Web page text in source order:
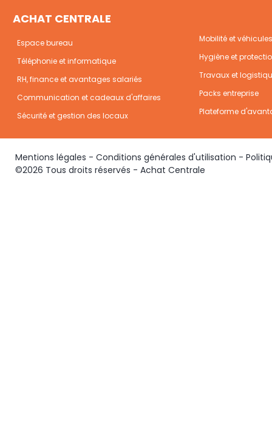
ACHAT CENTRALE
Espace bureau
Téléphonie et informatique
RH, finance et avantages salariés
Communication et cadeaux d'affaires
Sécurité et gestion des locaux
Mobilité et véhicules
Hygiène et
Travaux et
Packs entreprise
Plateforme
Mentions légales - Conditions générales d'utilisation -
©2026 Tous droits réservés - Achat Centrale